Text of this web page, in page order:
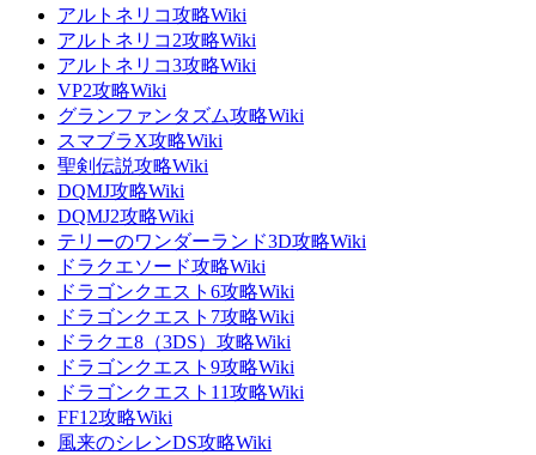
アルトネリコ攻略Wiki
アルトネリコ2攻略Wiki
アルトネリコ3攻略Wiki
VP2攻略Wiki
グランファンタズム攻略Wiki
スマブラX攻略Wiki
聖剣伝説攻略Wiki
DQMJ攻略Wiki
DQMJ2攻略Wiki
テリーのワンダーランド3D攻略Wiki
ドラクエソード攻略Wiki
ドラゴンクエスト6攻略Wiki
ドラゴンクエスト7攻略Wiki
ドラクエ8（3DS）攻略Wiki
ドラゴンクエスト9攻略Wiki
ドラゴンクエスト11攻略Wiki
FF12攻略Wiki
風来のシレンDS攻略Wiki